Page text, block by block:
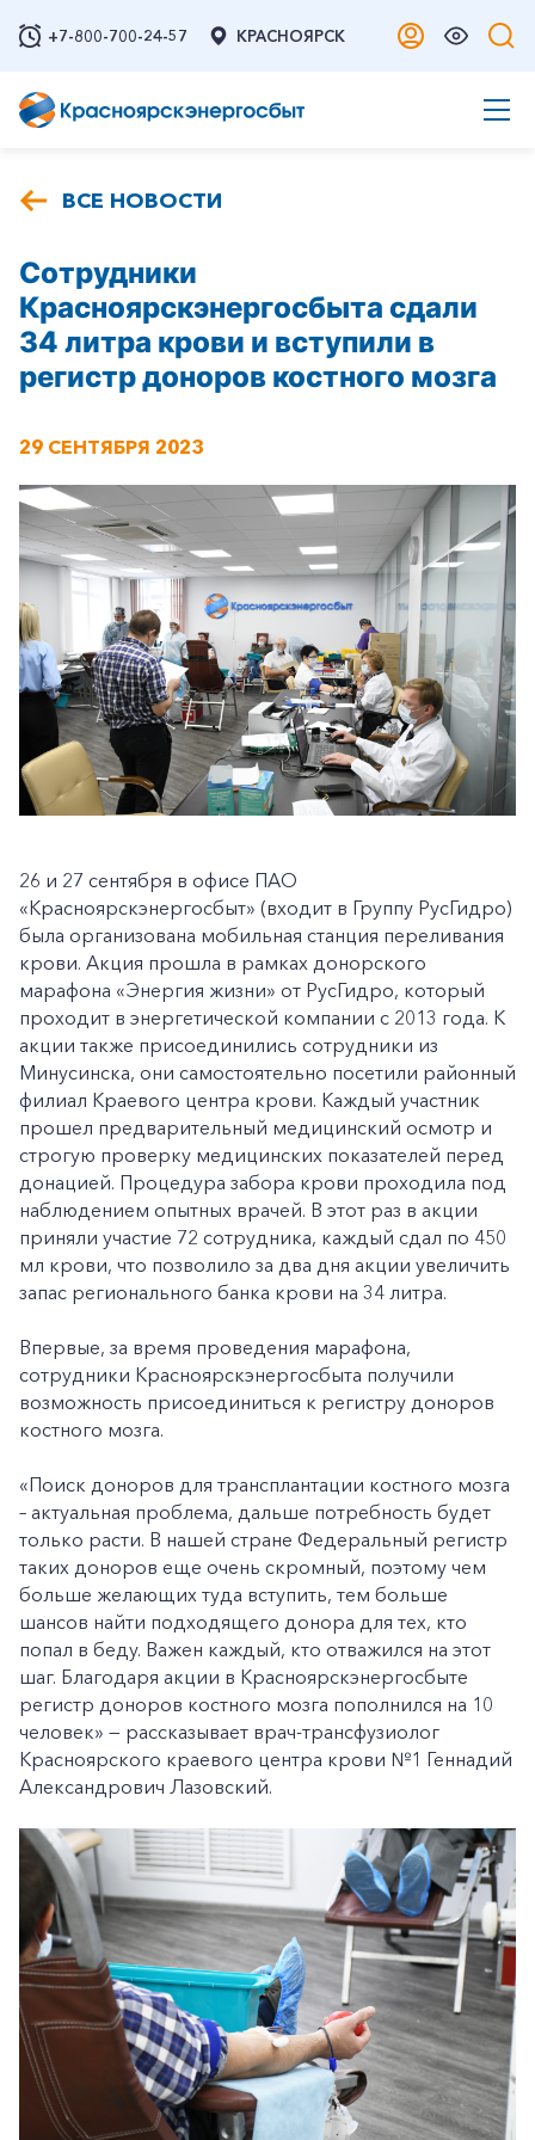
+7-800-700-24-57 КРАСНОЯРСК
ВСЕ НОВОСТИ
Сотрудники
Красноярскэнергосбыта сдали
34 литра крови и вступили в
регистр доноров костного мозга
29 СЕНТЯБРЯ 2023
26 и 27 сентября в офисе ПАО
«Красноярскэнергосбыт» (входит в Группу РусГидро)
была организована мобильная станция переливания
крови. Акция прошла в рамках донорского
марафона «Энергия жизни» от РусГидро, который
проходит в энергетической компании с 2013 года. К
акции также присоединились сотрудники из
Минусинска, они самостоятельно посетили районный
филиал Краевого центра крови. Каждый участник
прошел предварительный медицинский осмотр и
строгую проверку медицинских показателей перед
донацией. Процедура забора крови проходила под
наблюдением опытных врачей. В этот раз в акции
приняли участие 72 сотрудника, каждый сдал по 450
мл крови, что позволило за два дня акции увеличить
запас регионального банка крови на 34 литра.
Впервые, за время проведения марафона,
сотрудники Красноярскэнергосбыта получили
возможность присоединиться к регистру доноров
костного мозга.
«Поиск доноров для трансплантации костного мозга
– актуальная проблема, дальше потребность будет
только расти. В нашей стране Федеральный регистр
таких доноров еще очень скромный, поэтому чем
больше желающих туда вступить, тем больше
шансов найти подходящего донора для тех, кто
попал в беду. Важен каждый, кто отважился на этот
шаг. Благодаря акции в Красноярскэнергосбыте
регистр доноров костного мозга пополнился на 10
человек» — рассказывает врач-трансфузиолог
Красноярского краевого центра крови №1 Геннадий
Александрович Лазовский.